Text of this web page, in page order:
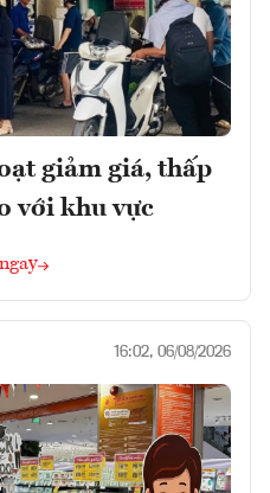
giảm giá, thấp
với khu vực
16:02, 06/08/2026